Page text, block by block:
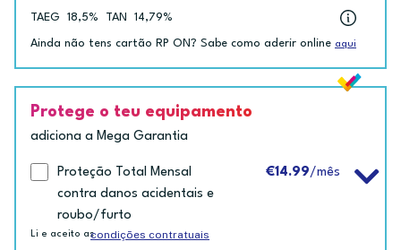
TAEG 18,5% TAN 14,79%
Ainda não tens cartão RP ON? Sabe como aderir online aqui
Protege o teu equipamento
adiciona a Mega Garantia
Proteção Total Mensal
contra danos acidentais e
roubo/furto
€14.99/mês
Li e aceito ascondições contratuais